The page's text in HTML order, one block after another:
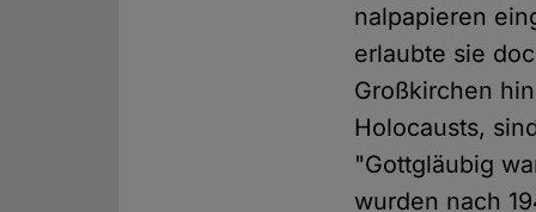
nalpapieren
erlaubte sie
Großkirchen
Holocausts,
"Gottgläubig
wurden nach